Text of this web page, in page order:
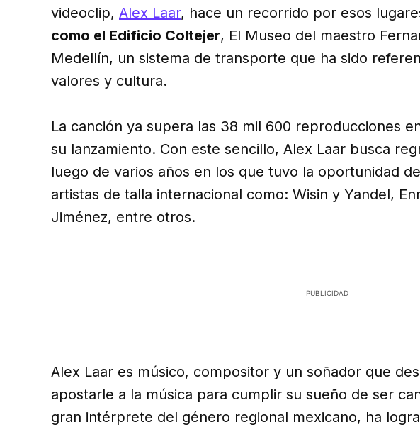
videoclip, Alex Laar, hace un recorrido por esos
como el Edificio Coltejer, El Museo del maestro
Medellín, un sistema de transporte que ha sido
valores y cultura.
La canción ya supera las 38 mil 600 reproducciones
su lanzamiento. Con este sencillo, Alex Laar busca
luego de varios años en los que tuvo la oportunidad
artistas de talla internacional como: Wisin y Yandel,
Jiménez, entre otros.
Alex Laar es músico, compositor y un soñador que
apostarle a la música para cumplir su sueño de ser
gran intérprete del género regional mexicano, ha